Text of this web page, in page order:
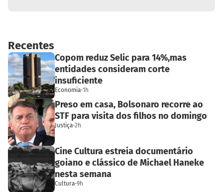
Recentes
Copom reduz Selic para 14%,mas
entidades consideram corte
insuficiente
Economia·1h
Preso em casa, Bolsonaro recorre ao
STF para visita dos filhos no domingo
Justiça·2h
Cine Cultura estreia documentário
goiano e clássico de Michael Haneke
nesta semana
Cultura·9h